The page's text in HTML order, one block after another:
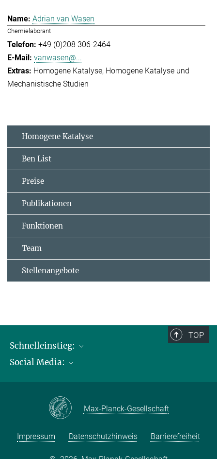
Adrian van Wasen
Chemielaborant
+49 (0)208 306-2464
vanwasen@...
Homogene Katalyse Homogene Katalyse und
Mechanistische Studien
Homogene Katalyse
Ben List
Preise
Publikationen
Funktionen
Team
Stellenangebote
TOP
Schnelleinstieg:
Publikationen
Kontakt und Anfahrtsbeschreibung
Social Media:
Max-Planck-Gesellschaft
Impressum Datenschutzhinweis Barrierefreiheit